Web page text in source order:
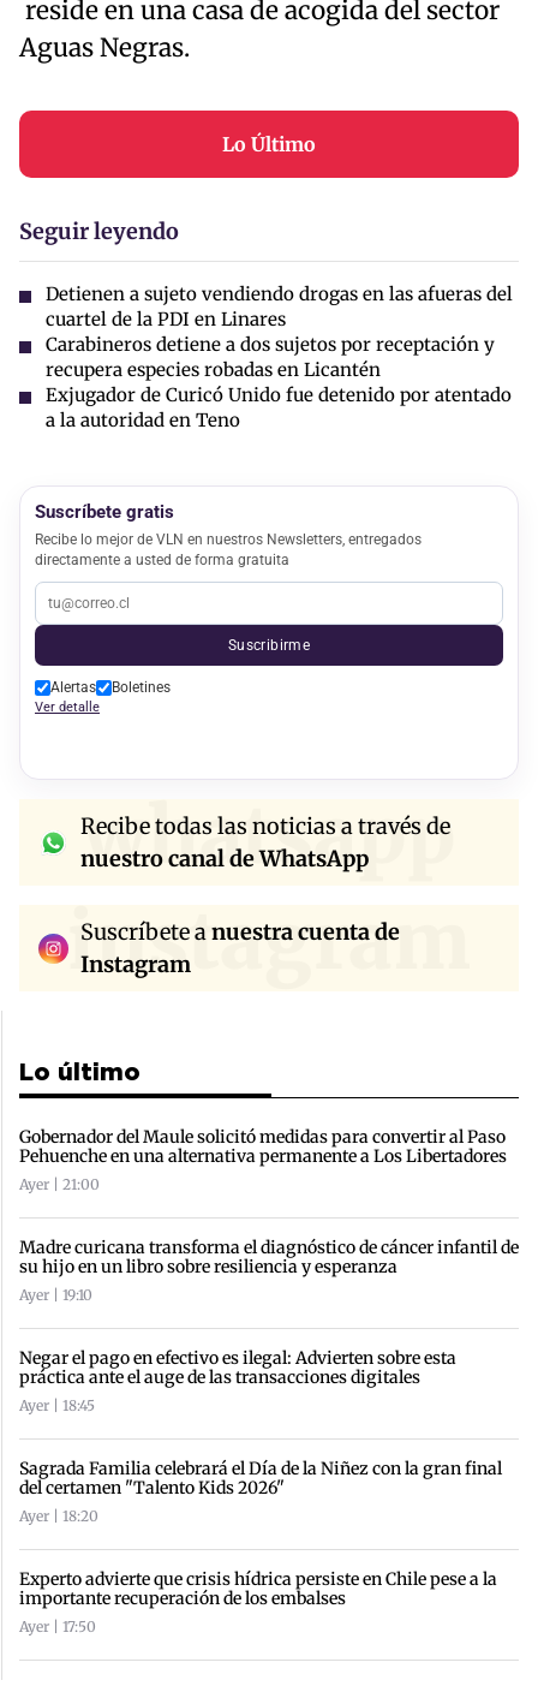
reside en una casa de acogida del sector
Aguas Negras.
Lo Último
Seguir leyendo
Detienen a sujeto vendiendo drogas en las afueras del
cuartel de la PDI en Linares
Carabineros detiene a dos sujetos por receptación y
recupera especies robadas en Licantén
Exjugador de Curicó Unido fue detenido por atentado
a la autoridad en Teno
Suscríbete gratis
Recibe lo mejor de VLN en nuestros Newsletters, entregados
directamente a usted de forma gratuita
Suscribirme
Alertas Boletines
Ver detalle
whatsapp
Recibe todas las noticias a través de
nuestro canal de WhatsApp
instagram
Suscríbete anuestra cuenta de
Instagram
Lo último
Gobernador del Maule solicitó medidas para convertir al Paso
Pehuenche en una alternativa permanente a Los Libertadores
Ayer | 21:00
Madre curicana transforma el diagnóstico de cáncer infantil de
su hijo en un libro sobre resiliencia y esperanza
Ayer | 19:10
Negar el pago en efectivo es ilegal: Advierten sobre esta
práctica ante el auge de las transacciones digitales
Ayer | 18:45
Sagrada Familia celebrará el Día de la Niñez con la gran final
del certamen "Talento Kids 2026"
Ayer | 18:20
Experto advierte que crisis hídrica persiste en Chile pese a la
importante recuperación de los embalses
Ayer | 17:50